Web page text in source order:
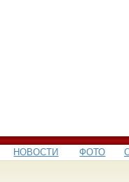
НОВОСТИ ФОТО